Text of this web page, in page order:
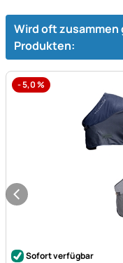
Wird oft
Produkten:
-5,0%
Noch keine
Sofort verfügbar